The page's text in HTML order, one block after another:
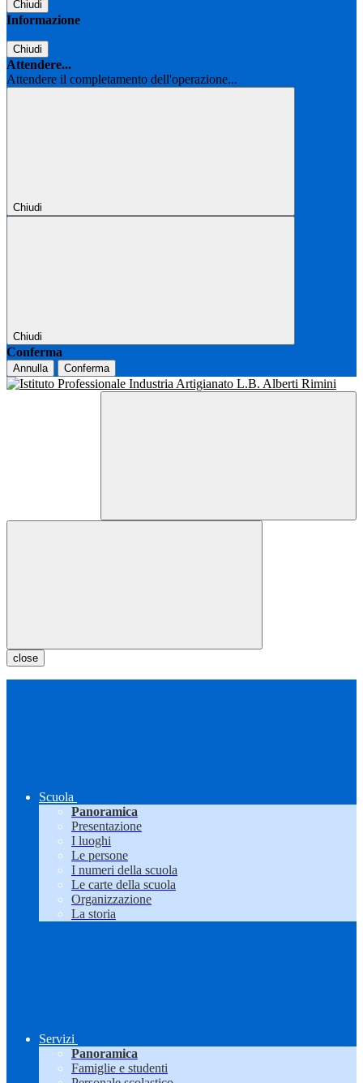
Chiudi
Informazione
Chiudi
Attendere...
Attendere il completamento dell'operazione...
Chiudi
Chiudi
Conferma
Annulla Conferma
close
Scuola
Panoramica
Presentazione
I luoghi
Le persone
I numeri della scuola
Le carte della scuola
Organizzazione
La storia
Servizi
Panoramica
Famiglie e studenti